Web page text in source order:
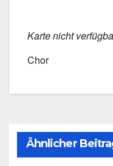
Kar­te nicht
Chor
Ähnlicher